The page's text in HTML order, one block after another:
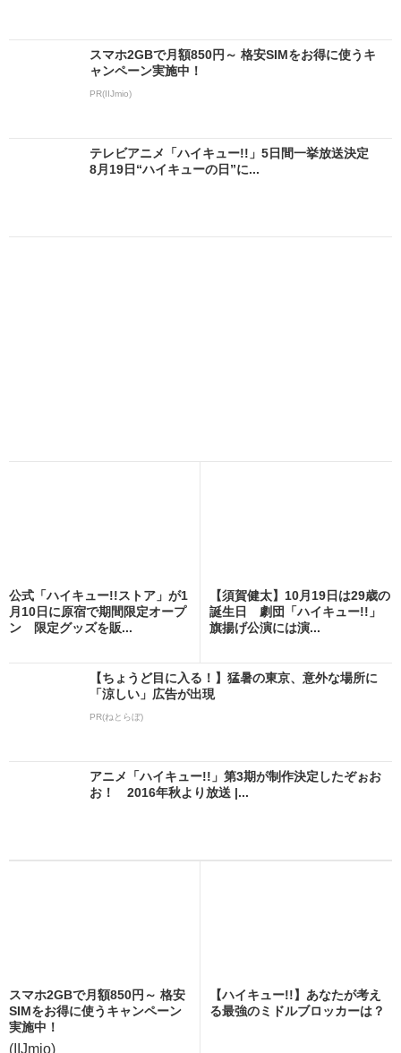
スマホ2GBで月額850円～ 格安SIMをお得に使うキ
ャンペーン実施中！
PR(IIJmio)
テレビアニメ「ハイキュー!!」5日間一挙放送決定
8月19日“ハイキューの日”に...
公式「ハイキュー!!ストア」が1
月10日に原宿で期間限定オープ
ン 限定グッズを販...
【須賀健太】10月19日は29歳の
誕生日 劇団「ハイキュー!!」
旗揚げ公演には演...
【ちょうど目に入る！】猛暑の東京、意外な場所に
「涼しい」広告が出現
PR(ねとらぼ)
アニメ「ハイキュー!!」第3期が制作決定したぞぉお
お！ 2016年秋より放送 |...
スマホ2GBで月額850円～ 格安
SIMをお得に使うキャンペーン
実施中！
(IIJmio)
【ハイキュー!!】あなたが考え
る最強のミドルブロッカーは？